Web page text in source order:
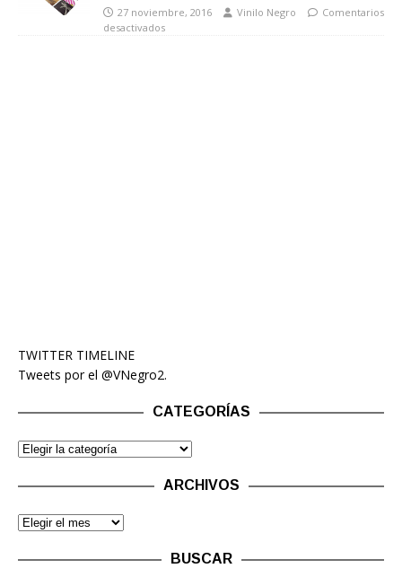
27 noviembre, 2016 Vinilo Negro
Comentarios
desactivados
TWITTER TIMELINE
Tweets por el @VNegro2.
CATEGORÍAS
ARCHIVOS
BUSCAR